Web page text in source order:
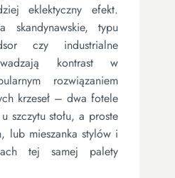
eklektyczny efekt.
skandynawskie, typu
czy industrialne
kontrast w
rozwiązaniem
krzeseł – dwa fotele
szczytu stołu, a proste
lub mieszanka stylów i
tej samej palety